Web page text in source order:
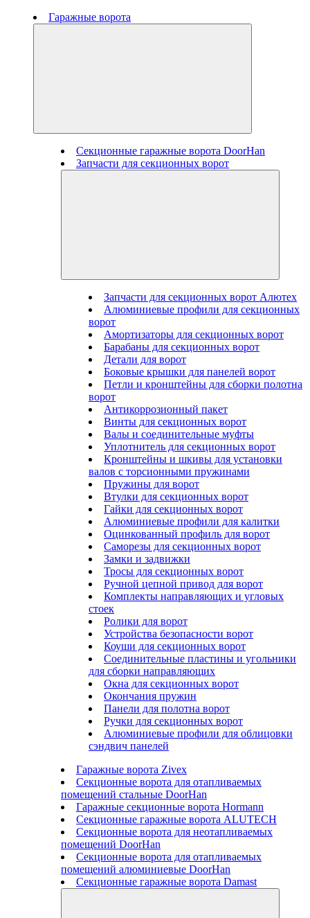
Гаражные ворота
Секционные гаражные ворота DoorHan
Запчасти для секционных ворот
Запчасти для секционных ворот Алютех
Алюминиевые профили для секционных
ворот
Амортизаторы для секционных ворот
Барабаны для секционных ворот
Детали для ворот
Боковые крышки для панелей ворот
Петли и кронштейны для сборки полотна
ворот
Антикоррозионный пакет
Винты для секционных ворот
Валы и соединительные муфты
Уплотнитель для секционных ворот
Кронштейны и шкивы для установки
валов с торсионными пружинами
Пружины для ворот
Втулки для секционных ворот
Гайки для секционных ворот
Алюминиевые профили для калитки
Оцинкованный профиль для ворот
Саморезы для секционных ворот
Замки и задвижки
Тросы для секционных ворот
Ручной цепной привод для ворот
Комплекты направляющих и угловых
стоек
Ролики для ворот
Устройства безопасности ворот
Коуши для секционных ворот
Соединительные пластины и угольники
для сборки направляющих
Окна для секционных ворот
Окончания пружин
Панели для полотна ворот
Ручки для секционных ворот
Алюминиевые профили для облицовки
сэндвич панелей
Гаражные ворота Zivex
Секционные ворота для отапливаемых
помещений стальные DoorHan
Гаражные секционные ворота Hormann
Секционные гаражные ворота ALUTECH
Секционные ворота для неотапливаемых
помещений DoorHan
Секционные ворота для отапливаемых
помещений алюминиевые DoorHan
Секционные гаражные ворота Damast